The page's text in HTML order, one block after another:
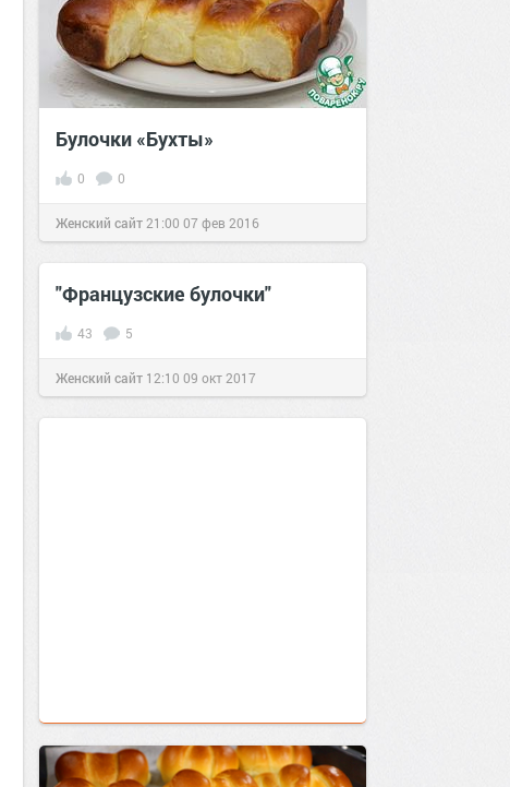
Булочки «Бухты»
0 0
Женский сайт 21:00 07 фев 2016
"Французские булочки"
43 5
Женский сайт 12:10 09 окт 2017